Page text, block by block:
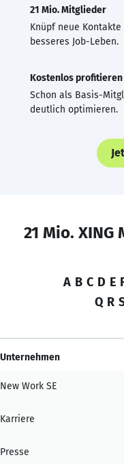
21 Mio. Mitglieder
Knüpf neue
besseres Job-Leben.
Kostenlos profitieren
Schon als Basis-
deutlich optimieren.
21 Mio.
A B C D E
Q R
Unternehmen
New Work SE
Karriere
Presse